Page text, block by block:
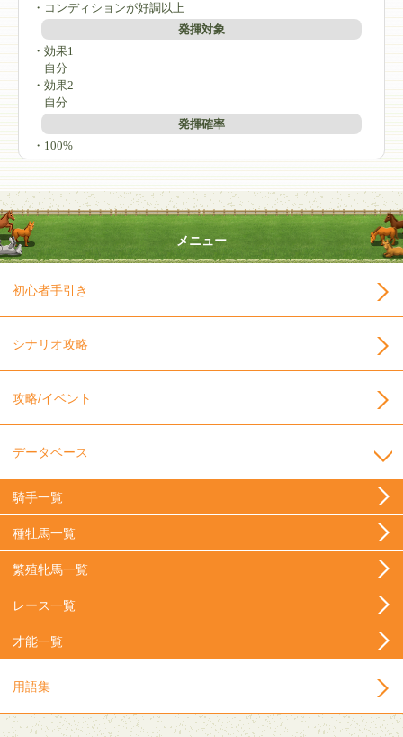
・コンディションが好調以上
発揮対象
・効果1
自分
・効果2
自分
発揮確率
・100%
メニュー
初心者手引き
シナリオ攻略
攻略/イベント
データベース
騎手一覧
種牡馬一覧
繁殖牝馬一覧
レース一覧
才能一覧
用語集